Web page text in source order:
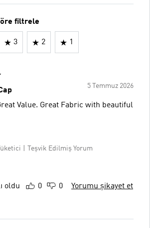
filtrele
3 2 1
5 Temmuz 2026
Value. Great Fabric with beautiful
Teşvik Edilmiş Yorum
oldu
0 0 Yorumu şikayet et